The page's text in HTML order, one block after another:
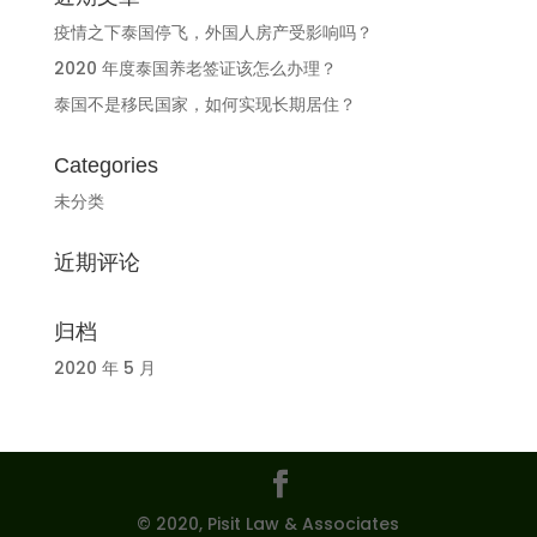
疫情之下泰国停飞，外国人房产受影响吗？
2020 年度泰国养老签证该怎么办理？
泰国不是移民国家，如何实现长期居住？
Categories
未分类
近期评论
归档
2020 年 5 月
© 2020, Pisit Law & Associates